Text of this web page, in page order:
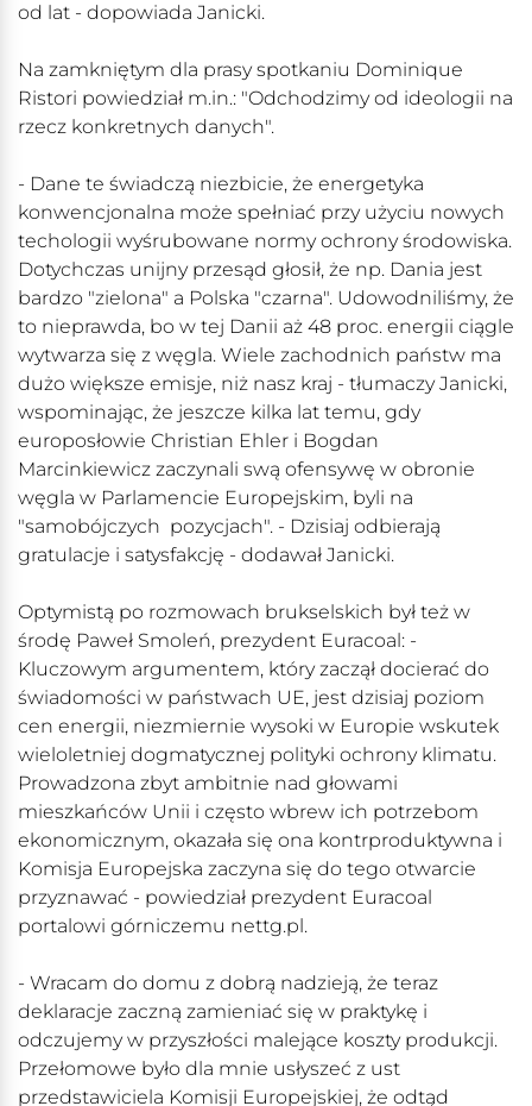
od lat - dopowiada Janicki.
Na zamkniętym dla prasy spotkaniu Dominique
Ristori powiedział m.in.: "Odchodzimy od ideologii na
rzecz konkretnych danych".
- Dane te świadczą niezbicie, że energetyka
konwencjonalna może spełniać przy użyciu nowych
techologii wyśrubowane normy ochrony środowiska.
Dotychczas unijny przesąd głosił, że np. Dania jest
bardzo "zielona" a Polska "czarna". Udowodniliśmy, że
to nieprawda, bo w tej Danii aż 48 proc. energii ciągle
wytwarza się z węgla. Wiele zachodnich państw ma
dużo większe emisje, niż nasz kraj - tłumaczy Janicki,
wspominając, że jeszcze kilka lat temu, gdy
europosłowie Christian Ehler i Bogdan
Marcinkiewicz zaczynali swą ofensywę w obronie
węgla w Parlamencie Europejskim, byli na
"samobójczych pozycjach". - Dzisiaj odbierają
gratulacje i satysfakcję - dodawał Janicki.
Optymistą po rozmowach brukselskich był też w
środę Paweł Smoleń, prezydent Euracoal: -
Kluczowym argumentem, który zaczął docierać do
świadomości w państwach UE, jest dzisiaj poziom
cen energii, niezmiernie wysoki w Europie wskutek
wieloletniej dogmatycznej polityki ochrony klimatu.
Prowadzona zbyt ambitnie nad głowami
mieszkańców Unii i często wbrew ich potrzebom
ekonomicznym, okazała się ona kontrproduktywna i
Komisja Europejska zaczyna się do tego otwarcie
przyznawać - powiedział prezydent Euracoal
portalowi górniczemu nettg.pl.
- Wracam do domu z dobrą nadzieją, że teraz
deklaracje zaczną zamieniać się w praktykę i
odczujemy w przyszłości malejące koszty produkcji.
Przełomowe było dla mnie usłyszeć z ust
przedstawiciela Komisji Europejskiej, że odtąd